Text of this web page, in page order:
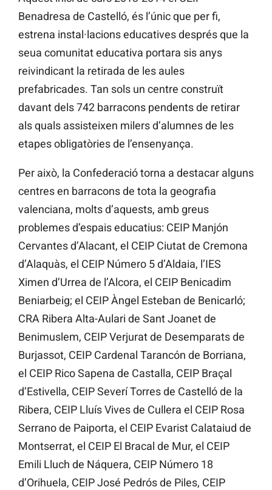
Benadresa de Castelló, és l’únic que per fi,
estrena instal·lacions educatives després que la
seua comunitat educativa portara sis anys
reivindicant la retirada de les aules
prefabricades. Tan sols un centre construït
davant dels 742 barracons pendents de retirar
als quals assisteixen milers d’alumnes de les
etapes obligatòries de l’ensenyança.
Per això, la Confederació torna a destacar alguns
centres en barracons de tota la geografia
valenciana, molts d’aquests, amb greus
problemes d’espais educatius: CEIP Manjón
Cervantes d’Alacant, el CEIP Ciutat de Cremona
d’Alaquàs, el CEIP Número 5 d’Aldaia, l’IES
Ximen d’Urrea de l’Alcora, el CEIP Benicadim
Beniarbeig; el CEIP Àngel Esteban de Benicarló;
CRA Ribera Alta-Aulari de Sant Joanet de
Benimuslem, CEIP Verjurat de Desemparats de
Burjassot, CEIP Cardenal Tarancón de Borriana,
el CEIP Rico Sapena de Castalla, CEIP Braçal
d’Estivella, CEIP Severí Torres de Castelló de la
Ribera, CEIP Lluís Vives de Cullera el CEIP Rosa
Serrano de Paiporta, el CEIP Evarist Calataiud de
Montserrat, el CEIP El Bracal de Mur, el CEIP
Emili Lluch de Náquera, CEIP Número 18
d’Orihuela, CEIP José Pedrós de Piles, CEIP